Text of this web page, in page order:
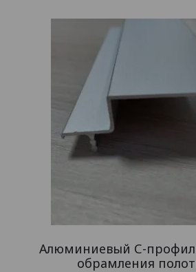
Алюминиевый С-
обрамления